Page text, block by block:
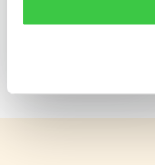
Gebuwin Pulley Man